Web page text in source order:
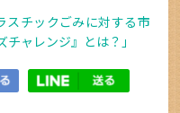
スチックごみに対する市
ャレンジ』とは？」